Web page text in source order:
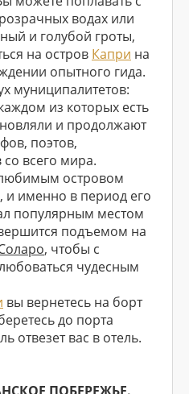
водах или
и голубой гроты,
на остров Капри на
опытного гида.
муниципалитетов:
из которых есть
и продолжают
поэтов,
всего мира.
островом
и именно в период его
популярным местом
подъемом на
, чтобы с
чудесным
вы вернетесь на борт
до порта
отвезет вас в отель.